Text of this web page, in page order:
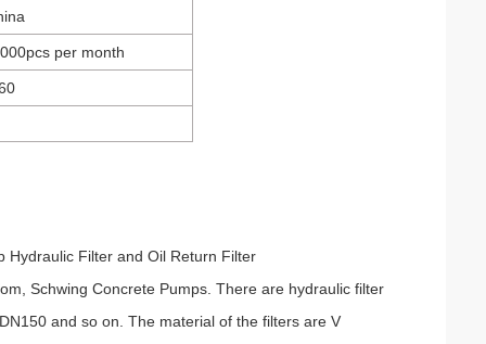
per month
Hydraulic Filter and Oil Return Filter
Schwing Concrete Pumps. There are hydraulic filter
and so on. The material of the filters are V